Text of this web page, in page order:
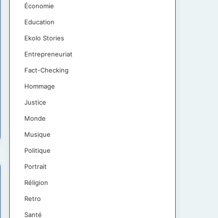
Économie
Education
Ekolo Stories
Entrepreneuriat
Fact-Checking
Hommage
Justice
Monde
Musique
Politique
Portrait
Réligion
Retro
Santé